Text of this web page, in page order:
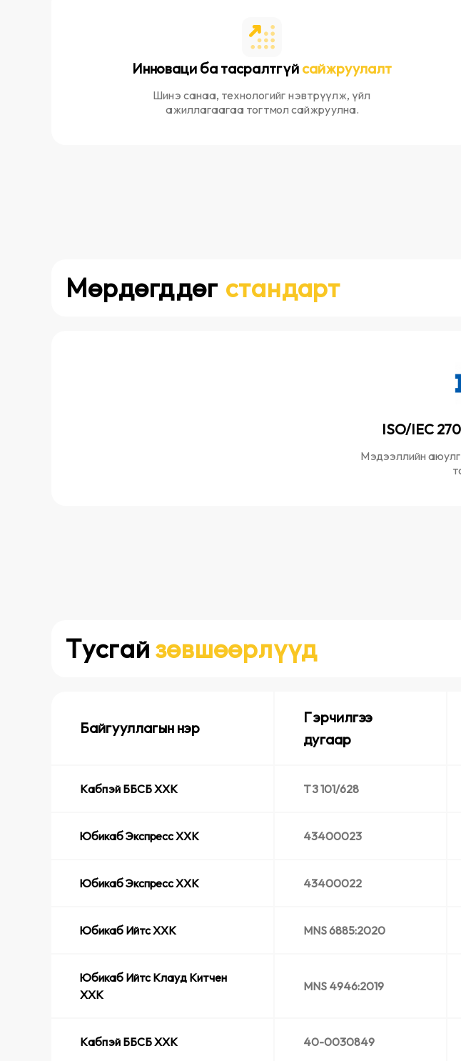
Инноваци ба тасралтгүй сайжруулалт
Шинэ санаа, технологийг нэвтрүүлж, үйл
ажиллагаагаа тогтмол сайжруулна.
Мөрдөгддөг стандарт
ISO/IEC
Мэдээллийн
Тусгай зөвшөөрлүүд
Байгууллагын нэр
Гэрчилгээ
дугаар
Кабпэй ББСБ ХХК ТЗ 101/628
Юбикаб Экспресс ХХК 43400023
Юбикаб Экспресс ХХК 43400022
Юбикаб Ийтс ХХК MNS 6885:2020
Юбикаб Ийтс Клауд Китчен
ХХК
MNS 4946:2019
Кабпэй ББСБ ХХК 40-0030849